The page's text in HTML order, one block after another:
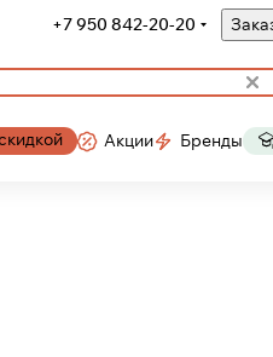
+7 950 842-20-20
Акции Бренды